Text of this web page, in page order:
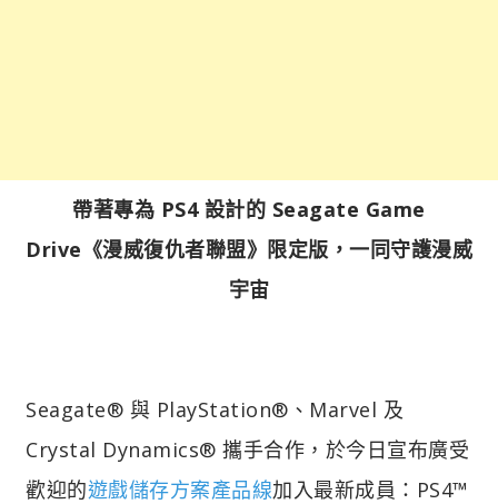
帶著專為 PS4 設計的 Seagate Game
Drive《漫威復仇者聯盟》限定版，一同守護漫威
宇宙
Seagate® 與 PlayStation®、Marvel 及
Crystal Dynamics® 攜手合作，於今日宣布廣受
歡迎的遊戲儲存方案產品線加入最新成員：PS4™